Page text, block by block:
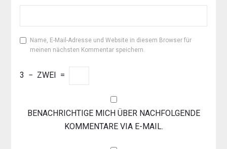
Name, E-Mail-Adresse und Website in diesem Browser für
meinen nächsten Kommentar speichern.
3 − ZWEI =
BENACHRICHTIGE MICH ÜBER NACHFOLGENDE
KOMMENTARE VIA E-MAIL.